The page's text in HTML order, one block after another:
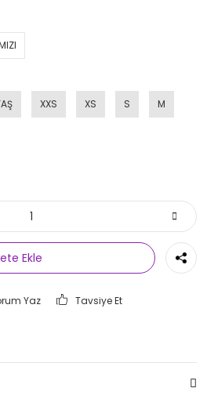
XXS XS S M
Ekle
Yaz Tavsiye Et